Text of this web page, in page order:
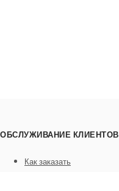
ОБСЛУЖИВАНИЕ КЛИЕНТОВ
Как заказать